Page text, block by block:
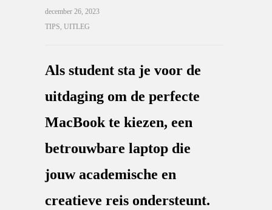
december 26, 2023
TIPS, UITLEG
Als student sta je voor de
uitdaging om de perfecte
MacBook te kiezen, een
betrouwbare laptop die
jouw academische en
creatieve reis ondersteunt.